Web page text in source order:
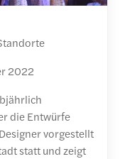
2022
die Entwürfe
vorgestellt
statt und zeigt